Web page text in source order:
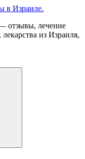
отзывы, лечение
из Израиля,